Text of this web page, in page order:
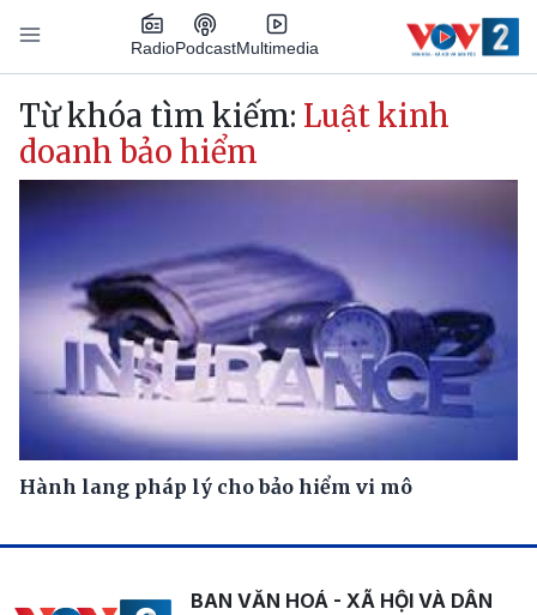
Nhảy đến nội dung
RadioPodcastMultimedia
Main navigation
Từ khóa tìm kiếm: Luật kinh
doanh bảo hiểm
Hành lang pháp lý cho bảo hiểm vi mô
BAN VĂN HOÁ - XÃ HỘI VÀ DÂN